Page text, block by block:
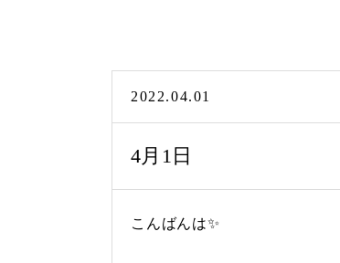
2022.04.01
4月1日
こんばんは✨